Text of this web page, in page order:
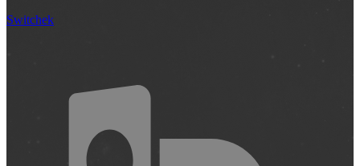
Switchek